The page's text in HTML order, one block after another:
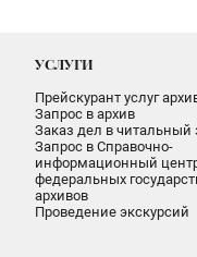
УСЛУГИ
Прейскурант услуг
Запрос в архив
Заказ дел в читальный
Запрос в Справочно-
информационный
федеральных
архивов
Проведение экскурсий